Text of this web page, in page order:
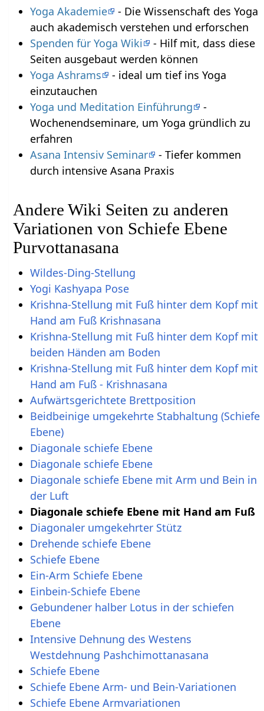
Yoga Akademie
- Die Wissenschaft des Yoga
auch akademisch verstehen und erforschen
Spenden für Yoga Wiki
- Hilf mit, dass diese
Seiten ausgebaut werden können
Yoga Ashrams
- ideal um tief ins Yoga
einzutauchen
Yoga und Meditation Einführung
-
Wochenendseminare, um Yoga gründlich zu
erfahren
Asana Intensiv Seminar
- Tiefer kommen
durch intensive Asana Praxis
Andere Wiki Seiten zu anderen
Variationen von Schiefe Ebene
Purvottanasana
Wildes-Ding-Stellung
Yogi Kashyapa Pose
Krishna-Stellung mit Fuß hinter dem Kopf mit
Hand am Fuß Krishnasana
Krishna-Stellung mit Fuß hinter dem Kopf mit
beiden Händen am Boden
Krishna-Stellung mit Fuß hinter dem Kopf mit
Hand am Fuß - Krishnasana
Aufwärtsgerichtete Brettposition
Beidbeinige umgekehrte Stabhaltung (Schiefe
Ebene)
Diagonale schiefe Ebene
Diagonale schiefe Ebene
Diagonale schiefe Ebene mit Arm und Bein in
der Luft
Diagonale schiefe Ebene mit Hand am Fuß
Diagonaler umgekehrter Stütz
Drehende schiefe Ebene
Schiefe Ebene
Ein-Arm Schiefe Ebene
Einbein-Schiefe Ebene
Gebundener halber Lotus in der schiefen
Ebene
Intensive Dehnung des Westens
Westdehnung Pashchimottanasana
Schiefe Ebene
Schiefe Ebene Arm- und Bein-Variationen
Schiefe Ebene Armvariationen